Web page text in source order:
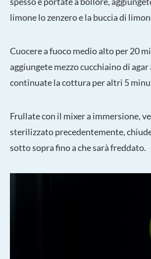
limone lo zenzero e la buccia di
Cuocere a fuoco medio alto per 20
aggiungete mezzo cucchiaino di agar
continuate la cottura per altri 5
Frullate con il mixer a immersione,
sterilizzato precedentemente,
sotto sopra fino a che sarà freddato.